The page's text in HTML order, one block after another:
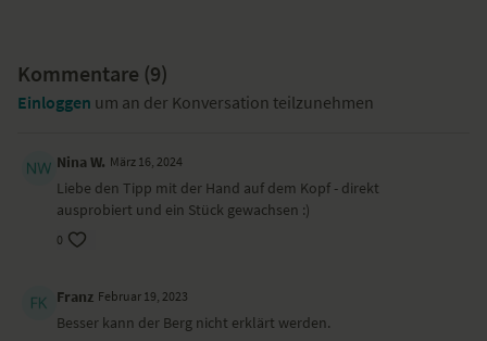
Kommentare (9)
Einloggen um an der Konversation teilzunehmen
Nina W. März 16, 2024
Liebe den Tipp mit der Hand auf dem Kopf - direkt
ausprobiert und ein Stück gewachsen :)
0
Franz Februar 19, 2023
Besser kann der Berg nicht erklärt werden.